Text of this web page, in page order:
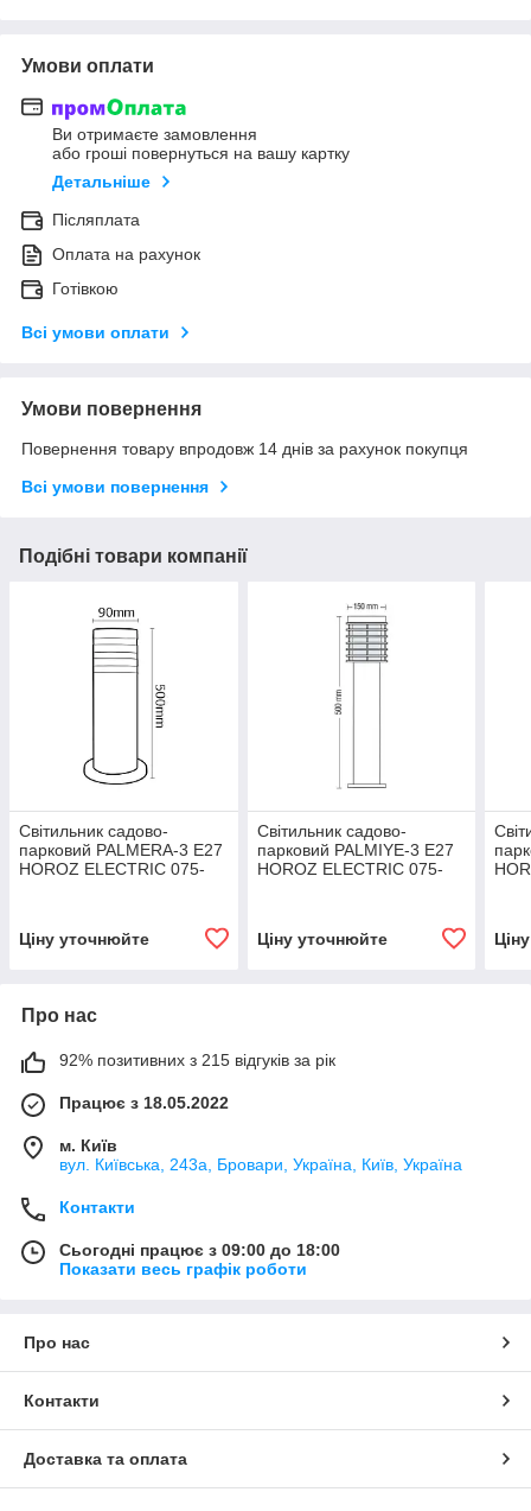
Умови оплати
Ви отримаєте замовлення
або гроші повернуться на вашу картку
Детальніше
Післяплата
Оплата на рахунок
Готівкою
Всі умови оплати
Умови повернення
Повернення товару впродовж 14 днів за рахунок покупця
Всі умови повернення
Подібні товари компанії
Світильник садово-
парковий PALMERA-3 Е27
HOROZ ELECTRIC 075-
Ціну уточнюйте
Світильник садово-
парковий PALMIYE-3 Е27
HOROZ ELECTRIC 075-
Ціну уточнюйте
Про нас
92% позитивних з 215 відгуків за рік
Працює з 18.05.2022
м. Київ
вул. Київська, 243а, Бровари, Україна, Київ, Україна
Контакти
Сьогодні працює з 09:00 до 18:00
Показати весь графік роботи
Про нас
Контакти
Доставка та оплата